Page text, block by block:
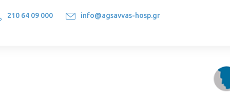
210 64 09 000 info@agsavvas-hosp.gr